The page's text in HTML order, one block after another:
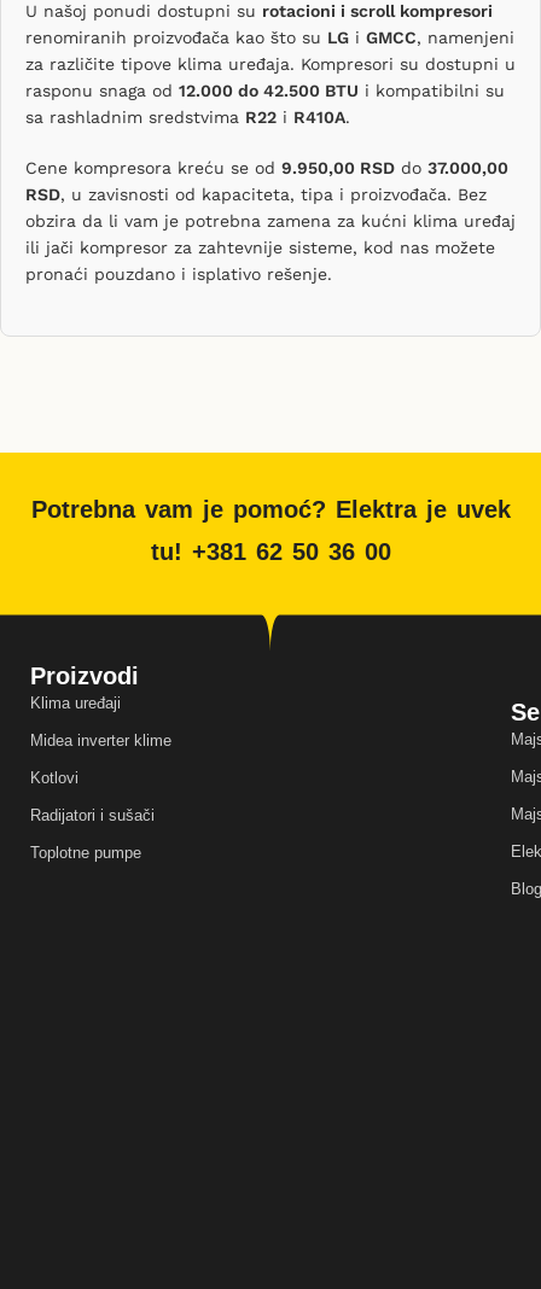
U našoj ponudi dostupni su rotacioni i scroll kompresori
renomiranih proizvođača kao što su LG i GMCC, namenjeni
za različite tipove klima uređaja. Kompresori su dostupni u
rasponu snaga od 12.000 do 42.500 BTU i kompatibilni su
sa rashladnim sredstvima R22 i R410A.
Cene kompresora kreću se od 9.950,00 RSD do 37.000,00
RSD, u zavisnosti od kapaciteta, tipa i proizvođača. Bez
obzira da li vam je potrebna zamena za kućni klima uređaj
ili jači kompresor za zahtevnije sisteme, kod nas možete
pronaći pouzdano i isplativo rešenje.
Potrebna vam je pomoć? Elektra je uvek
tu! +381 62 50 36 00
Proizvodi
Klima uređaji
Midea inverter klime
Kotlovi
Radijatori i sušači
Toplotne pumpe
Blog